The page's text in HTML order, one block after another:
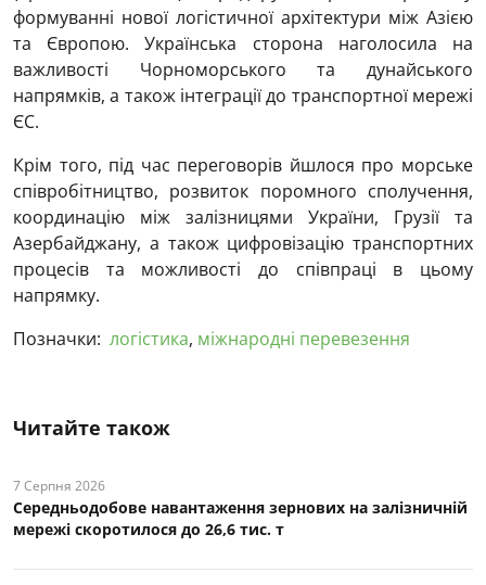
формуванні нової логістичної архітектури між Азією
та Європою. Українська сторона наголосила на
важливості Чорноморського та дунайського
напрямків, а також інтеграції до транспортної мережі
ЄС.
Крім того, під час переговорів йшлося про морське
співробітництво, розвиток поромного сполучення,
координацію між залізницями України, Грузії та
Азербайджану, а також цифровізацію транспортних
процесів та можливості до співпраці в цьому
напрямку.
Позначки: логістика, міжнародні перевезення
Читайте також
7 Серпня 2026
Середньодобове навантаження зернових на залізничній
мережі скоротилося до 26,6 тис. т